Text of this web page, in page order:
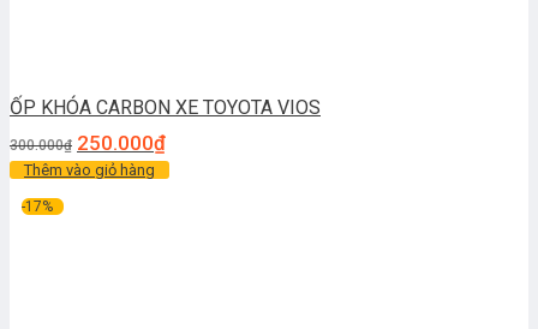
ỐP KHÓA CARBON XE TOYOTA VIOS
300.000₫ 250.000₫
Thêm vào giỏ hàng
-17%